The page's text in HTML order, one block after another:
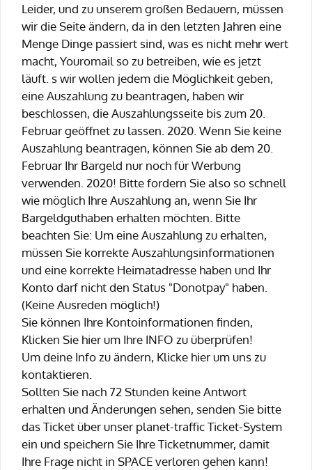
Leider, und zu unserem großen Bedauern, müssen
wir die Seite ändern, da in den letzten Jahren eine
Menge Dinge passiert sind, was es nicht mehr wert
macht, Youromail so zu betreiben, wie es jetzt
läuft. s wir wollen jedem die Möglichkeit geben,
eine Auszahlung zu beantragen, haben wir
beschlossen, die Auszahlungsseite bis zum 20.
Februar geöffnet zu lassen. 2020. Wenn Sie keine
Auszahlung beantragen, können Sie ab dem 20.
Februar Ihr Bargeld nur noch für Werbung
verwenden. 2020! Bitte fordern Sie also so schnell
wie möglich Ihre Auszahlung an, wenn Sie Ihr
Bargeldguthaben erhalten möchten. Bitte
beachten Sie: Um eine Auszahlung zu erhalten,
müssen Sie korrekte Auszahlungsinformationen
und eine korrekte Heimatadresse haben und Ihr
Konto darf nicht den Status "Donotpay" haben.
(Keine Ausreden möglich!)
Sie können Ihre Kontoinformationen finden,
Klicken Sie hier um Ihre INFO zu überprüfen!
Um deine Info zu ändern, Klicke hier um uns zu
kontaktieren.
Sollten Sie nach 72 Stunden keine Antwort
erhalten und Änderungen sehen, senden Sie bitte
das Ticket über unser planet-traffic Ticket-System
ein und speichern Sie Ihre Ticketnummer, damit
Ihre Frage nicht in SPACE verloren gehen kann!